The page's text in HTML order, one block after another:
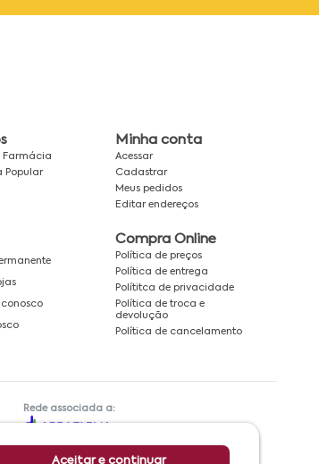
Aceitar e continuar
Farmácia
Popular
Minha conta
Acessar
Cadastrar
Meus pedidos
Editar endereços
conosco
Compra Online
Política de preços
Política de entrega
Polítitca de privacidade
Política de troca e
devolução
Política de cancelamento
Rede associada a: